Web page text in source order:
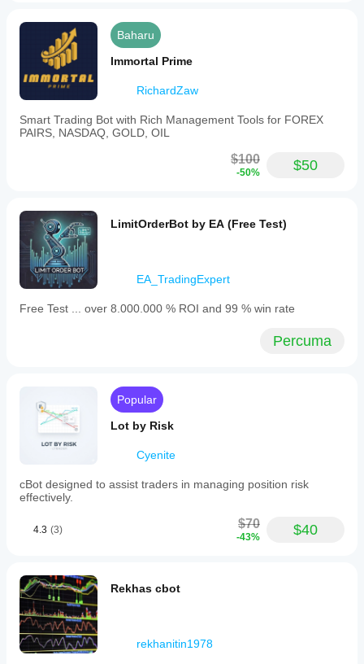
for
proprietary
trading
firms.
It
not
optimized
for
a
starting
point
for
strategy
development
testing
Profil dagangan
Baharu
Immortal Prime
RichardZaw
Smart Trading Bot with Rich Management Tools for FOREX
PAIRS, NASDAQ, GOLD, OIL
$100
-50% $50
LimitOrderBot by EA (Free Test)
EA_TradingExpert
Free Test ... over 8.000.000 % ROI and 99 % win rate
Percuma
Popular
Lot by Risk
Cyenite
cBot designed to assist traders in managing position risk
effectively.
4.3 (3) $70
-43% $40
Rekhas cbot
rekhanitin1978